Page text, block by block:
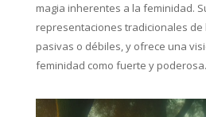
magia inherentes a la feminidad.
representaciones tradicionales de
pasivas o débiles, y ofrece una
feminidad como fuerte y poderosa.